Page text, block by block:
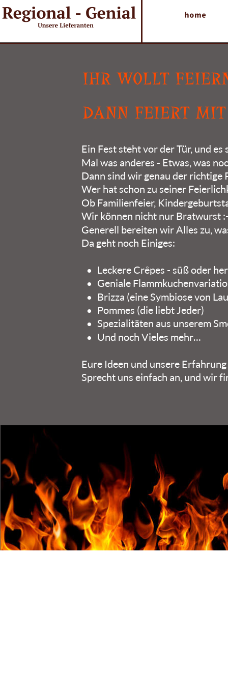
Ein Fest steht vor der Tür, und
Mal was anderes - Etwas, was
Dann sind wir genau der richtige
Wer hat schon zu seiner
Ob Familienfeier,
Wir können nicht nur Bratwurst
Generell bereiten wir Alles zu,
Da geht noch Einiges:
• Leckere Crêpes - süß oder
• Geniale
• Brizza (eine Symbiose von
• Pommes (die liebt Jeder)
• Spezialitäten aus unserem
• Und noch Vieles mehr…
Eure Ideen und unsere
Sprecht uns einfach an, und wir
IHR WOLLT
DANN FEIERT